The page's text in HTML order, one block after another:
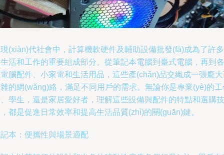
(xiàn)代社會中，計算機軟硬件及輔助設備批發(fā)成為了許多
活和工作的重要組成部分。從筆記本電腦到臺式電腦，再到各
腦配件、小家電和生活用品，這些產(chǎn)品交織成一張龐
的網(wǎng)絡，滿足不同用戶的需求。無論你是專業(yè)的工
學生，還是家居愛好者，理解這些設備與配件的特點和選購技
都是促進日常效率和提高生活品質(zhì)的關(guān)鍵。
本：便攜性與場景適配